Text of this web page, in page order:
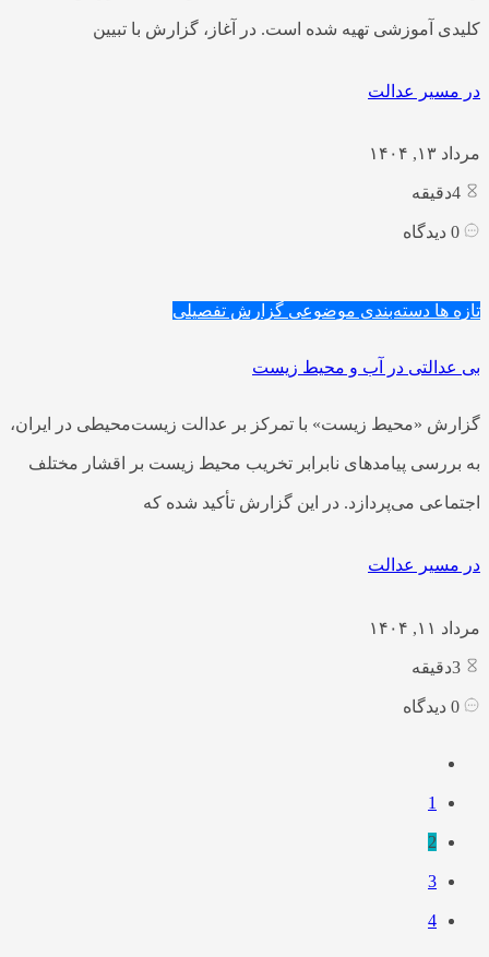
کلیدی آموزشی تهیه شده است. در آغاز، گزارش با تبیین
در مسیر عدالت
مرداد ۱۳, ۱۴۰۴
دقیقه
دیدگاه
تازه ها دسته‌بندی موضوعی گزارش تفصیلی
بی عدالتی در آب و محیط زیست
گزارش «محیط‌ زیست» با تمرکز بر عدالت زیست‌محیطی در ایران،
به بررسی پیامدهای نابرابر تخریب محیط‌ زیست بر اقشار مختلف
اجتماعی می‌پردازد. در این گزارش تأکید شده که
در مسیر عدالت
مرداد ۱۱, ۱۴۰۴
دقیقه
دیدگاه
1
2
3
4